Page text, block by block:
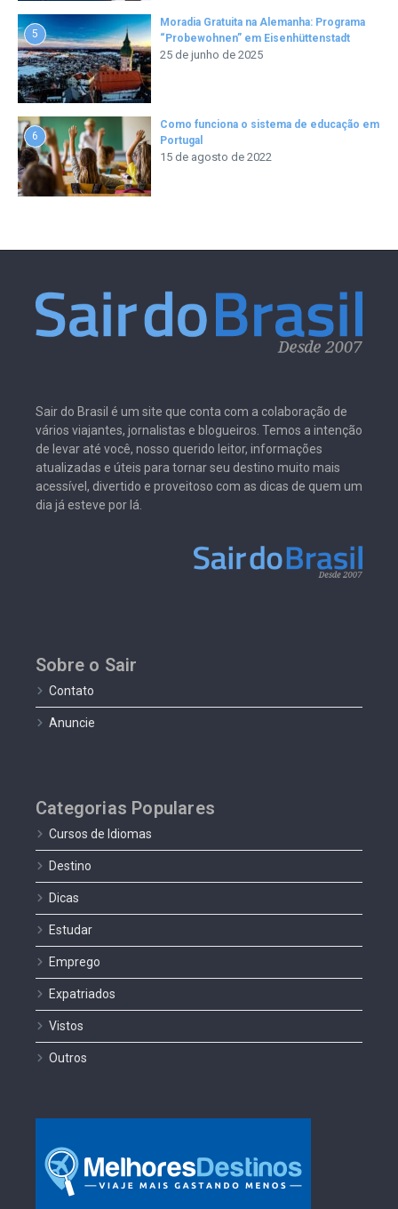
5
Moradia Gratuita na Alemanha: Programa
“Probewohnen” em Eisenhüttenstadt
25 de junho de 2025
6
Como funciona o sistema de educação em
Portugal
15 de agosto de 2022
Sair do Brasil é um site que conta com a colaboração de
vários viajantes, jornalistas e blogueiros. Temos a intenção
de levar até você, nosso querido leitor, informações
atualizadas e úteis para tornar seu destino muito mais
acessível, divertido e proveitoso com as dicas de quem um
dia já esteve por lá.
Sobre o Sair
Contato
Anuncie
Categorias Populares
Cursos de Idiomas
Destino
Dicas
Estudar
Emprego
Expatriados
Vistos
Outros